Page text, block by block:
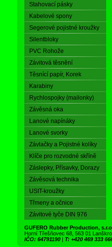
Stahovací pásky
Kabelové spony
Segerové pojistné kroužky
Silentbloky
PVC Rohože
Závitová těsnění
Těsnící papír, Korek
Karabiny
Rychlospojky (mailonky)
Závěsná oka
Lanové napínáky
Lanové svorky
Závlačky a Pojistné kolíky
Klíče pro rozvodné skříně
Záslepky, Přísavky, Dorazy
Závěsová technika
USIT-kroužky
Třmeny a očnice
Závitové tyče DIN 976
GUFERO Rubber Production,
Horní Třešňovec 68, 563 01
IČO: 64791190 | T: +420 469 333